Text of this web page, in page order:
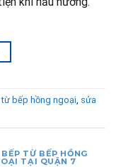
từ bếp hồng ngoại, sửa
BẾP TỪ BẾP HỒNG
TẠI QUẬN 7